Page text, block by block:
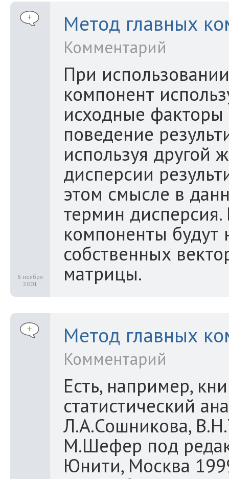
6 ноября
2001
Метод главных
Комментарий
При
компонент
исходные
поведение
используя другой
дисперсии
этом смысле в
термин
компоненты будут
собственных
матрицы.
Метод главных
Комментарий
Есть, например,
статистический
Л.А.Сошникова,
М.Шефер под
Юнити, Москва